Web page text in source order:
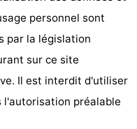
personnel sont
par la législation
sur ce site
Il est interdit d'utiliser
l'autorisation préalable